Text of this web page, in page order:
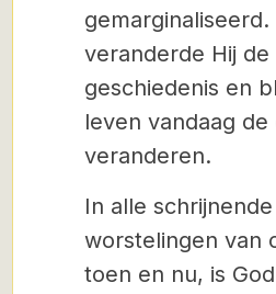
gemarginaliseerd.
veranderde Hij de
geschiedenis en
leven vandaag de
veranderen.
In alle schrijnende
worstelingen van
toen en nu, is